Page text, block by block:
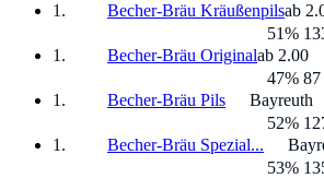
Becher-Bräu Kräußenpilsab
51%
Becher-Bräu Originalab 2.00
47% 87
Becher-Bräu Pils
Bayreuth
52%
Becher-Bräu Spezial...
53%